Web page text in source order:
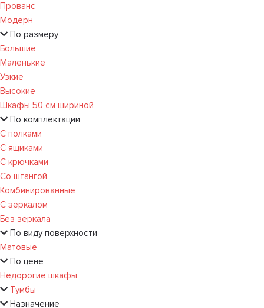
Прованс
Модерн
По размеру
Большие
Маленькие
Узкие
Высокие
Шкафы 50 см шириной
По комплектации
С полками
С ящиками
С крючками
Со штангой
Комбинированные
С зеркалом
Без зеркала
По виду поверхности
Матовые
По цене
Недорогие шкафы
Тумбы
Назначение